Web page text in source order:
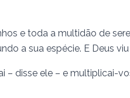
e toda a multidão de
a sua espécie. E Deus
– disse ele – e multipli­cai-